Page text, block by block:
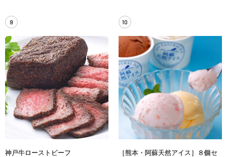
9
神戸牛ローストビーフ
10
［熊本・阿蘇天然アイス］８個セ